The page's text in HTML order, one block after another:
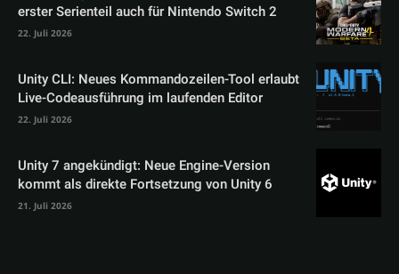
erster Serienteil auch für Nintendo Switch 2
22. Juli 2026
Unity CLI: Neues Kommandozeilen-Tool erlaubt
Live-Codeausführung im laufenden Editor
22. Juli 2026
Unity 7 angekündigt: Neue Engine-Version
kommt als direkte Fortsetzung von Unity 6
21. Juli 2026